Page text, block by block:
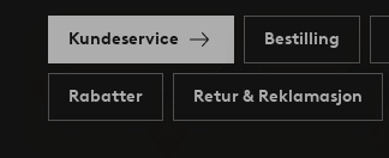
Kundeservice Bestilling
Rabatter Retur & Reklamasjon